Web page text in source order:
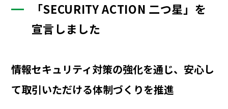
「SECURITY ACTION 二つ星」を
宣言しました
情報セキュリティ対策の強化を通じ、安心し
て取引いただける体制づくりを推進